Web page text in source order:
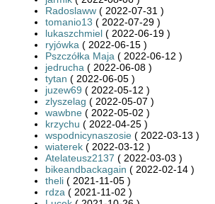
Radoslaww ( 2022-07-31 )
tomanio13 ( 2022-07-29 )
lukaszchmiel ( 2022-06-19 )
ryjówka ( 2022-06-15 )
Pszczółka Maja ( 2022-06-12 )
jedrucha ( 2022-06-08 )
tytan ( 2022-06-05 )
juzew69 ( 2022-05-12 )
zlyszelag ( 2022-05-07 )
wawbne ( 2022-05-02 )
krzychu ( 2022-04-25 )
wspodnicynaszosie ( 2022-03-13 )
wiaterek ( 2022-03-12 )
Atelateusz2137 ( 2022-03-03 )
bikeandbackagain ( 2022-02-14 )
theli ( 2021-11-05 )
rdza ( 2021-11-02 )